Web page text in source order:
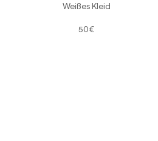
Weißes Kleid
50€